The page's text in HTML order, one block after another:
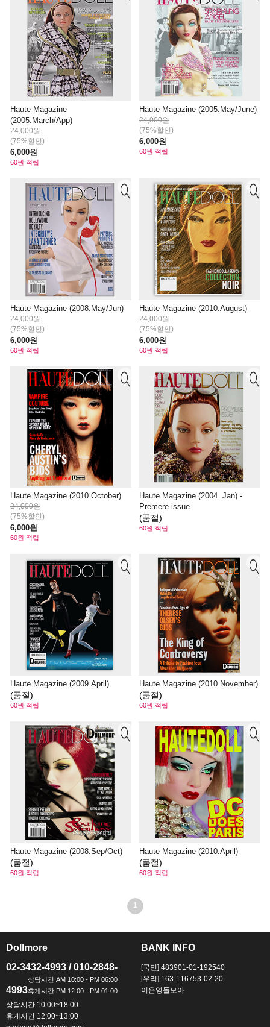
Haute Magazine
(2005.March/App)
24,000원
(75%할인)
6,000원
60원 적립
Haute Magazine (2005.May/June)
24,000원
(75%할인)
6,000원
60원 적립
Haute Magazine (2008.May/Jun)
24,000원
(75%할인)
6,000원
60원 적립
Haute Magazine (2010.August)
24,000원
(75%할인)
6,000원
60원 적립
Haute Magazine (2010.October)
24,000원
(75%할인)
6,000원
60원 적립
Haute Magazine (2004. Jan) -
Premere issue
(품절)
60원 적립
Haute Magazine (2009.April)
(품절)
60원 적립
Haute Magazine (2010.November)
(품절)
60원 적립
Haute Magazine (2008.Sep/Oct)
(품절)
60원 적립
Haute Magazine (2010.April)
(품절)
60원 적립
1
Dollmore
02-3432-4993 / 010-2848-
4993
상담시간 10:00~18:00
휴게시간 12:00~13:00
BANK INFO
[국민] 483901-01-192540
[우리] 163-116753-02-20
이은영돌모아